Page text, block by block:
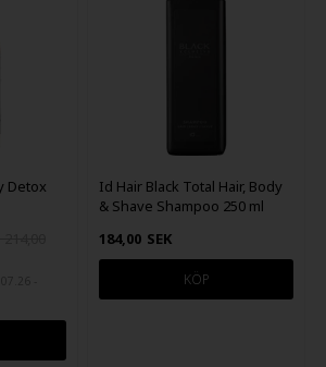
Detox
Id Hair Black Total Hair, Body
& Shave Shampoo 250 ml
184,00 SEK